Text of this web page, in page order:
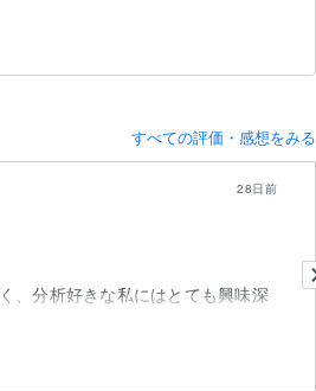
すべての評価・感想をみる
28日前
、分析好きな私にはとても興味深